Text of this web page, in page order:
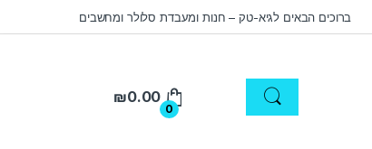
ברוכים הבאים לגיא-טק – חנות ומעבדת סלולר ומחשבים
0
₪0.00